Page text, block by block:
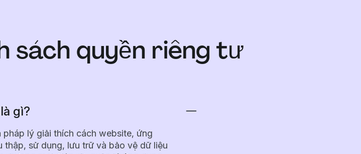
sách quyền riêng tư
gì?
lý giải thích cách website, ứng
thập, sử dụng, lưu trữ và bảo vệ dữ liệu